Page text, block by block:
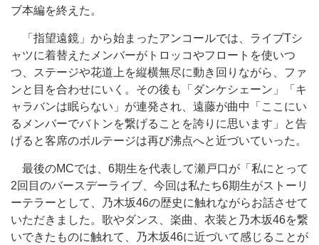
ブ本編を終えた。
「指望遠鏡」から始まったアンコールでは、ライブTシ
ャツに着替えたメンバーがトロッコやフロートを使いつ
つ、ステージや花道上を縦横無尽に動き回りながら、ファ
ンと目を合わせにいく。その後も「ダンケシェーン」「キ
ャラバンは眠らない」が連発され、遠藤が曲中「ここにい
るメンバーでバトンを繋げることを誇りに思います」と告
げると客席のボルテージは再び沸点へと近づいていった。
最後のMCでは、6期生を代表して瀬戸口が「私にとって
2回目のバースデーライブ、今回は私たち6期生がストーリ
ーテラーとして、乃木坂46の歴史に触れながらお話させて
いただきました。歌やダンス、楽曲、衣装と乃木坂46を繋
いできたものに触れて、乃木坂46に近づいて感じることが